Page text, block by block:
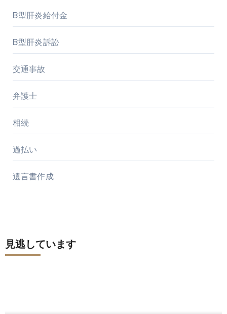
B型肝炎給付金
B型肝炎訴訟
交通事故
弁護士
相続
過払い
遺言書作成
見逃しています